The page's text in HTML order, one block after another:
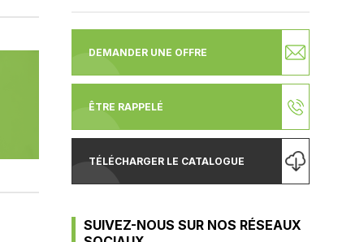
DEMANDER UNE OFFRE
ÊTRE RAPPELÉ
TÉLÉCHARGER LE CATALOGUE
SUIVEZ-NOUS SUR NOS RÉSEAUX